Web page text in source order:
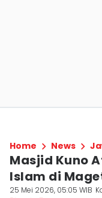
Home News
Masjid Kuno
Islam di
25 Mei 2026, 05:05 WIB